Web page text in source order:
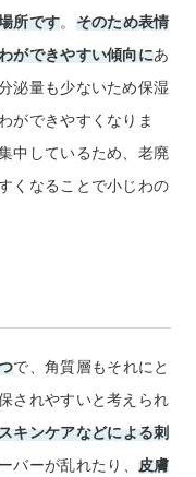
所です。 そのため表情
ができやすい傾向にあ
泌量も少ないため保湿
ができやすくなりま
中しているため、老廃
くなることで小じわの
で、角質層もそれにと
されやすいと考えられ
キンケアなどによる刺
バーが乱れたり、 皮膚